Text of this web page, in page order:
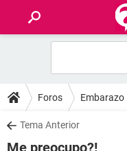
FOROS
SALUD
Foros Embarazo
Tema Anterior
Me preocupo?!